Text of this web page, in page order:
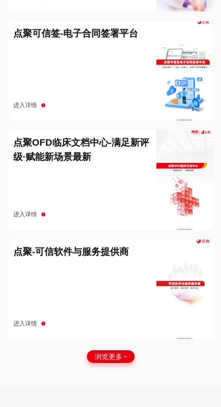
点聚可信签-电子合同签署平台
进入详情
点聚OFD临床文档中心-满足新评
级·赋能新场景最新
进入详情
点聚-可信软件与服务提供商
进入详情
浏览更多